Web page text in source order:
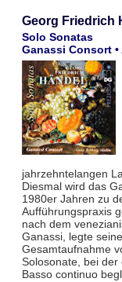
Georg Friedrich
Solo Sonatas
Ganassi Consort
jahrzehntelangen
Diesmal wird das
1980er Jahren zu
Aufführungspraxis
nach dem
Ganassi, legte
Gesamtaufnahme
Solosonate, bei der
Basso continuo